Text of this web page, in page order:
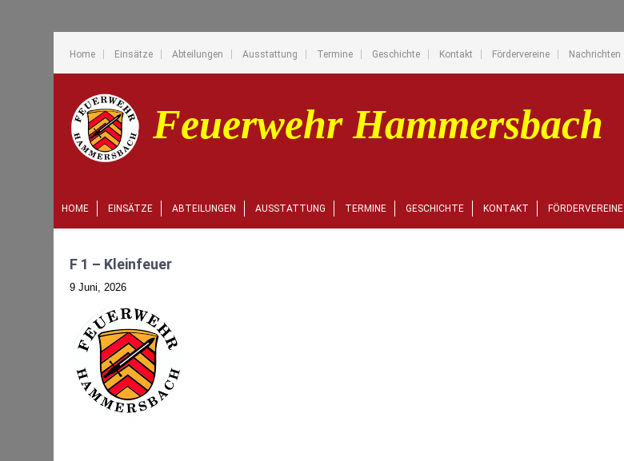
Home Einsätze Abteilungen Ausstattung Termine Geschichte Kontakt Fördervereine Nachrichten
HOME EINSÄTZE ABTEILUNGEN AUSSTATTUNG TERMINE GESCHICHTE KONTAKT FÖRDERVEREINE
F 1 – Kleinfeuer
9 Juni, 2026